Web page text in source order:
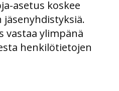
asetus koskee
vastaa ylimpänä
henkilötietojen